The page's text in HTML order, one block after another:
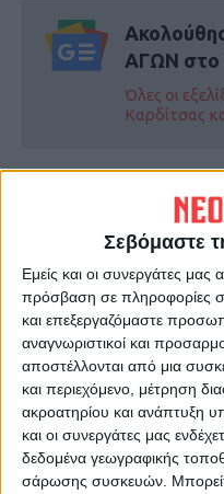
Σεβόμαστε
Εμείς και οι συνεργάτες
πρόσβαση σε πληροφορίες
και επεξεργαζόμαστε
αναγνωριστικοί και
αποστέλλονται από μια
και περιεχόμενο, μέτρηση
ακροατηρίου και ανάπτυξη
και οι συνεργάτες μας
δεδομένα γεωγραφικής
σάρωσης συσκευών.
ΑΓΩΝ στο
Όλες οι
Καρδίτσας
Ποιά είναι η ευχή σας για το